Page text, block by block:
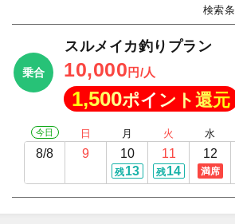
検索
乗合
スルメイカ釣りプラン
10,000 円/人
1,500ポイント還元
今日
8/8
日
9
月
10
残13
火
11
残14
水
12
満席